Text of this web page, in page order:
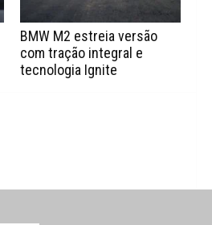
BMW M2 estreia versão
com tração integral e
tecnologia Ignite